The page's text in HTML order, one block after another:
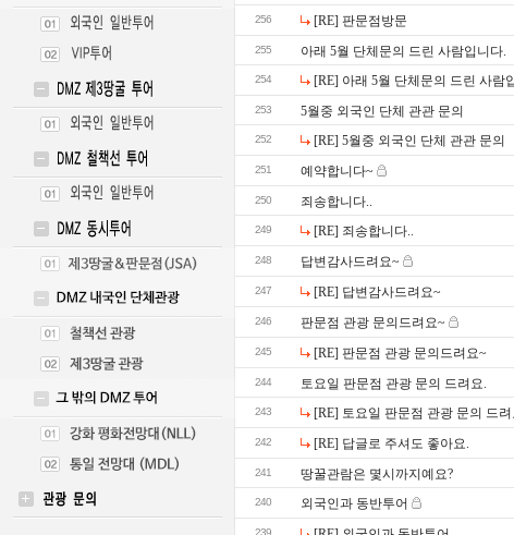
256 [RE] 판문점방문
255 아래 5월 단체문의 드린 사람입니다.
254 [RE] 아래 5월 단체문의 드린 사람
253 5월중 외국인 단체 관관 문의
252 [RE] 5월중 외국인 단체 관관 문의
251 예약합니다~
250 죄송합니다..
249 [RE] 죄송합니다..
248 답변감사드려요~
247 [RE] 답변감사드려요~
246 판문점 관광 문의드려요~
245 [RE] 판문점 관광 문의드려요~
244 토요일 판문점 관광 문의 드려요.
243 [RE] 토요일 판문점 관광 문의 드려
242 [RE] 답글로 주셔도 좋아요.
241 땅꿀관람은 몇시까지예요?
240 외국인과 동반투어
239